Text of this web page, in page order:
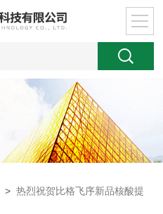
>热烈祝贺比格飞序新品核酸提